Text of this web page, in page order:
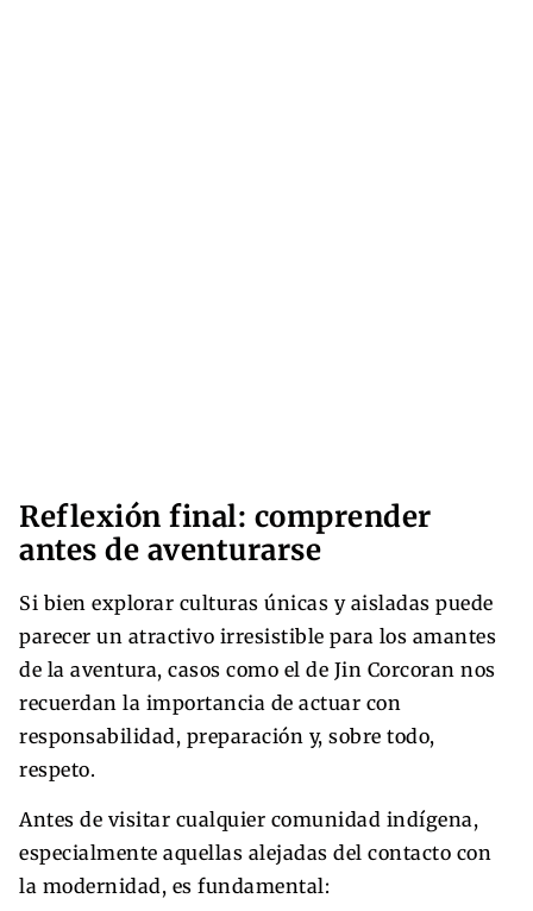
Reflexión final: comprender
antes de aventurarse
Si bien explorar culturas únicas y aisladas puede
parecer un atractivo irresistible para los amantes
de la aventura, casos como el de Jin Corcoran nos
recuerdan la importancia de actuar con
responsabilidad, preparación y, sobre todo,
respeto.
Antes de visitar cualquier comunidad indígena,
especialmente aquellas alejadas del contacto con
la modernidad, es fundamental: